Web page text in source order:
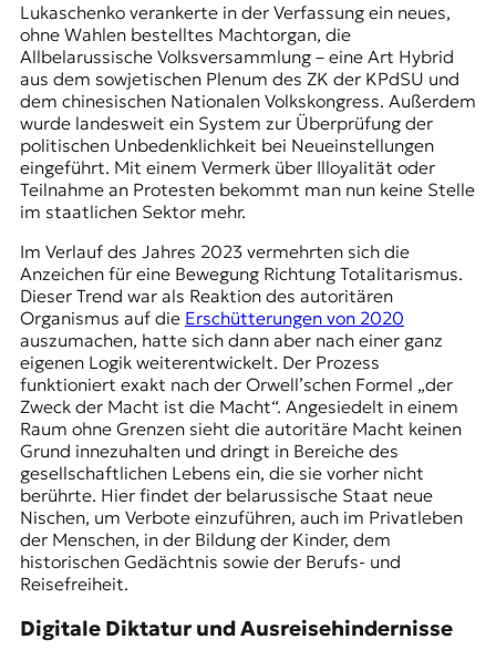
z
u
O
s
t
e
u
r
o
p
a
Lukaschenko verankerte in der Verfassung ein neues,
ohne Wahlen bestelltes Machtorgan, die
Allbelarussische Volksversammlung– eine Art Hybrid
aus dem sowjetischen Plenum des ZK der KPdSU und
dem chinesischen Nationalen Volkskongress. Außerdem
wurde landesweit ein System zur Überprüfung der
politischen Unbedenklichkeit bei Neueinstellungen
eingeführt. Mit einem Vermerk über Illoyalität oder
Teilnahme an Protesten bekommt man nun keine Stelle
im staatlichen Sektor mehr.
Im Verlauf des Jahres 2023 vermehrten sich die
Anzeichen für eine Bewegung Richtung Totalitarismus.
Dieser Trend war als Reaktion des autoritären
Organismus auf die Erschütterungen von 2020
auszumachen, hatte sich dann aber nach einer ganz
eigenen Logik weiterentwickelt. Der Prozess
funktioniert exakt nach der Orwell’schen Formel „der
Zweck der Macht ist die Macht“. Angesiedelt in einem
Raum ohne Grenzen sieht die autoritäre Macht keinen
Grund innezuhalten und dringt in Bereiche des
gesellschaftlichen Lebens ein, die sie vorher nicht
berührte. Hier findet der belarussische Staat neue
Nischen, um Verbote einzuführen, auch im Privatleben
der Menschen, in der Bildung der Kinder, dem
historischen Gedächtnis sowie der Berufs- und
Reisefreiheit.
Digitale Diktatur und Ausreisehindernisse